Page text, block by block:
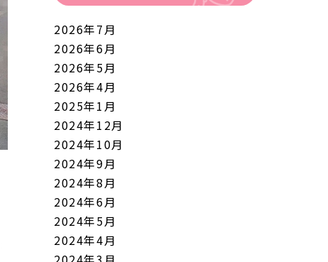
2026年7月
2026年6月
2026年5月
2026年4月
2025年1月
2024年12月
2024年10月
2024年9月
2024年8月
2024年6月
2024年5月
2024年4月